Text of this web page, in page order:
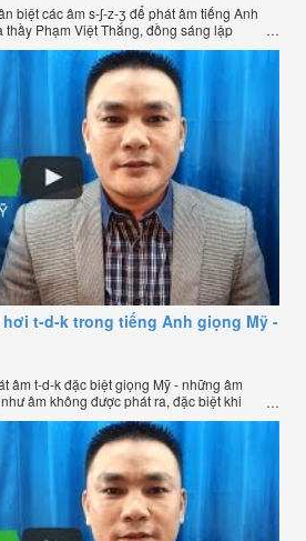
biệt các âm s-ʃ-z-ʒ để phát âm tiếng Anh
Phạm Việt Thắng, đồng sáng lập
tiếng Anh trực tuyến chặt chẽ nhất thế
hơi t-d-k trong tiếng Anh giọng Mỹ -
âm t-d-k đặc biệt giọng Mỹ - những âm
âm không được phát ra, đặc biệt khi
của thầy Phạm Việt Thắng, đồng sáng
dạy tiếng Anh trực tuyến chặt chẽ nhất